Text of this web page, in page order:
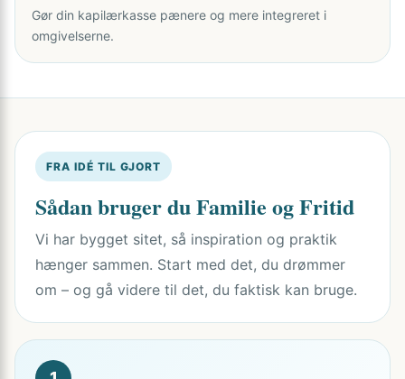
Gør din kapilærkasse pænere og mere integreret i
omgivelserne.
FRA IDÉ TIL GJORT
Sådan bruger du Familie og Fritid
Vi har bygget sitet, så inspiration og praktik
hænger sammen. Start med det, du drømmer
om – og gå videre til det, du faktisk kan bruge.